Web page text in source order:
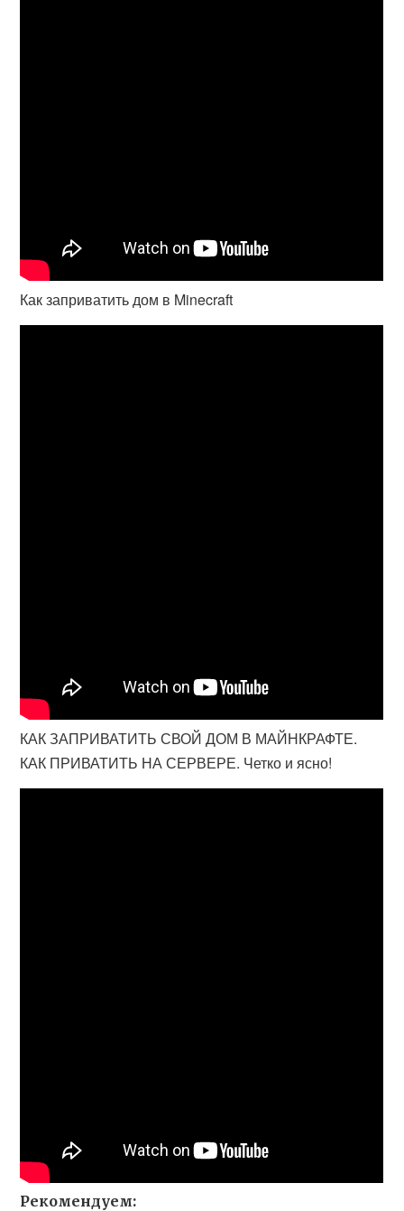
Как заприватить дом в Minecraft
КАК ЗАПРИВАТИТЬ СВОЙ ДОМ В МАЙНКРАФТЕ.
КАК ПРИВАТИТЬ НА СЕРВЕРЕ. Четко и ясно!
Рекомендуем: